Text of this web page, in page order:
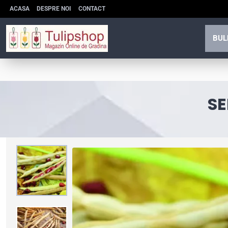
ACASA DESPRE NOI CONTACT